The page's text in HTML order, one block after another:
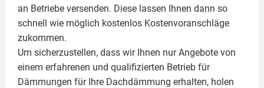
an Betriebe versenden. Diese lassen Ihnen dann so
schnell wie möglich kostenlos Kostenvoranschläge
zukommen.
Um sicherzustellen, dass wir Ihnen nur Angebote von
einem erfahrenen und qualifizierten Betrieb für
Dämmungen für Ihre Dachdämmung erhalten, holen